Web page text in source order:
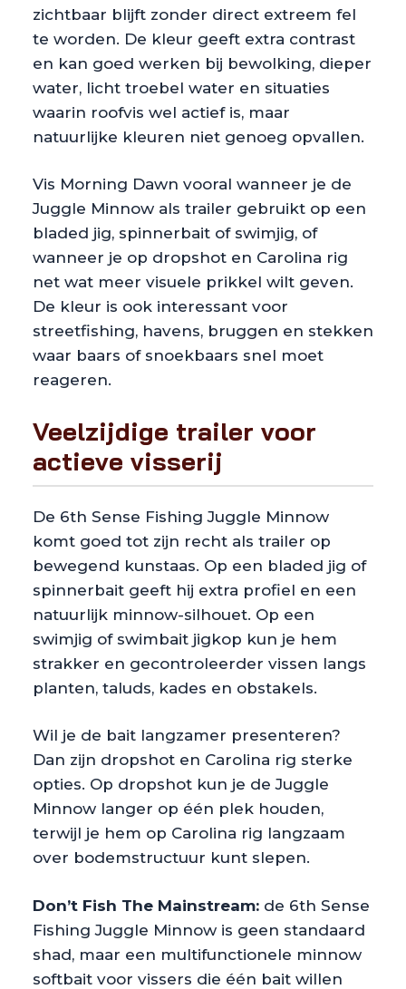
zichtbaar blijft zonder direct extreem fel
te worden. De kleur geeft extra contrast
en kan goed werken bij bewolking, dieper
water, licht troebel water en situaties
waarin roofvis wel actief is, maar
natuurlijke kleuren niet genoeg opvallen.
Vis Morning Dawn vooral wanneer je de
Juggle Minnow als trailer gebruikt op een
bladed jig, spinnerbait of swimjig, of
wanneer je op dropshot en Carolina rig
net wat meer visuele prikkel wilt geven.
De kleur is ook interessant voor
streetfishing, havens, bruggen en stekken
waar baars of snoekbaars snel moet
reageren.
Veelzijdige trailer voor
actieve visserij
De 6th Sense Fishing Juggle Minnow
komt goed tot zijn recht als trailer op
bewegend kunstaas. Op een bladed jig of
spinnerbait geeft hij extra profiel en een
natuurlijk minnow-silhouet. Op een
swimjig of swimbait jigkop kun je hem
strakker en gecontroleerder vissen langs
planten, taluds, kades en obstakels.
Wil je de bait langzamer presenteren?
Dan zijn dropshot en Carolina rig sterke
opties. Op dropshot kun je de Juggle
Minnow langer op één plek houden,
terwijl je hem op Carolina rig langzaam
over bodemstructuur kunt slepen.
Don’t Fish The Mainstream: de 6th Sense
Fishing Juggle Minnow is geen standaard
shad, maar een multifunctionele minnow
softbait voor vissers die één bait willen